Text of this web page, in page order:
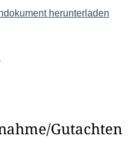
herunterladen
Gutachten